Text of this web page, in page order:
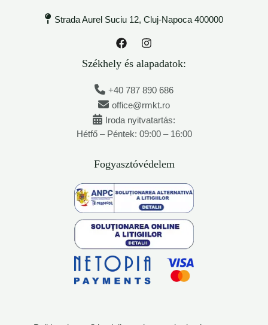
Strada Aurel Suciu 12, Cluj-Napoca 400000
Székhely és alapadatok:
+40 787 890 686
office@rmkt.ro
Iroda nyitvatartás:
Hétfő – Péntek: 09:00 – 16:00
Fogyasztóvédelem